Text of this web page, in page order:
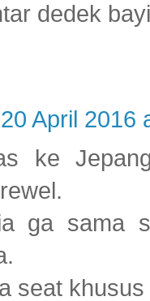
dedek
20 April 2016
ke
ga sama
seat